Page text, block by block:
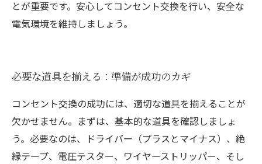
とが重要です。安心してコンセント交換を行い、安全な
電気環境を維持しましょう。
必要な道具を揃える：準備が成功のカギ
コンセント交換の成功には、適切な道具を揃えることが
欠かせません。まずは、基本的な道具を確認しましょ
う。必要なのは、ドライバー（プラスとマイナス）、絶
縁テープ、電圧テスター、ワイヤーストリッパー、そし